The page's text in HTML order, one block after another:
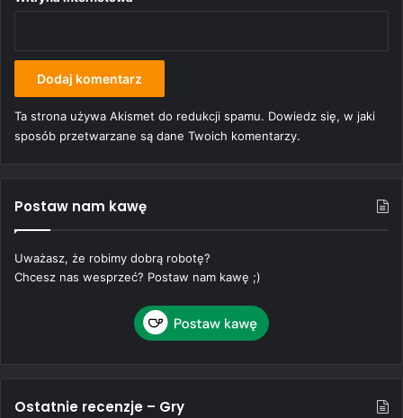
Ta strona używa Akismet do redukcji spamu. Dowiedz się, w jaki
sposób przetwarzane są dane Twoich komentarzy.
Postaw nam kawę
Uważasz, że robimy dobrą robotę?
Chcesz nas wesprzeć? Postaw nam kawę ;)
Ostatnie recenzje – Gry